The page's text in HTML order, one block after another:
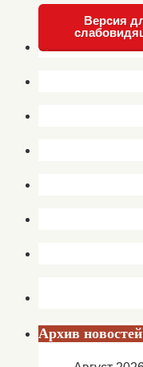
Версия
Архив новостей